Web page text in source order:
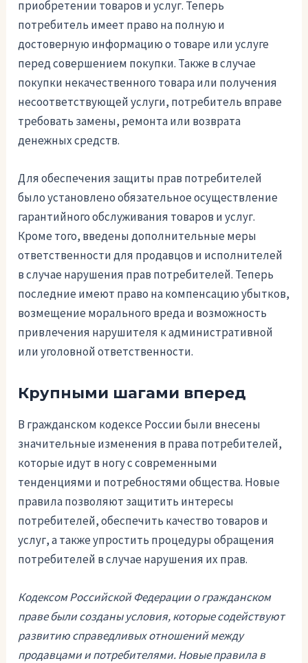
приобретении товаров и услуг. Теперь
потребитель имеет право на полную и
достоверную информацию о товаре или услуге
перед совершением покупки. Также в случае
покупки некачественного товара или получения
несоответствующей услуги, потребитель вправе
требовать замены, ремонта или возврата
денежных средств.
Для обеспечения защиты прав потребителей
было установлено обязательное осуществление
гарантийного обслуживания товаров и услуг.
Кроме того, введены дополнительные меры
ответственности для продавцов и исполнителей
в случае нарушения прав потребителей. Теперь
последние имеют право на компенсацию убытков,
возмещение морального вреда и возможность
привлечения нарушителя к административной
или уголовной ответственности.
Крупными шагами вперед
В гражданском кодексе России были внесены
значительные изменения в права потребителей,
которые идут в ногу с современными
тенденциями и потребностями общества. Новые
правила позволяют защитить интересы
потребителей, обеспечить качество товаров и
услуг, а также упростить процедуры обращения
потребителей в случае нарушения их прав.
Кодексом Российской Федерации о гражданском
праве были созданы условия, которые содействуют
развитию справедливых отношений между
продавцами и потребителями. Новые правила в